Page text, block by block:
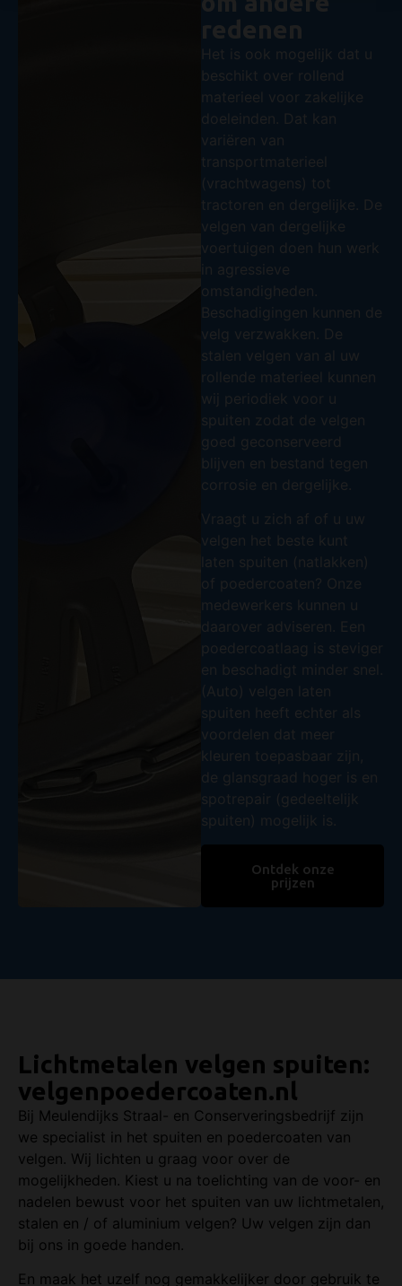
redenen
Het is ook mogelijk dat u
beschikt over rollend
materieel voor zakelijke
doeleinden. Dat kan
variëren van
transportmaterieel
(vrachtwagens) tot
tractoren en dergelijke. De
velgen van dergelijke
voertuigen doen hun werk
in agressieve
omstandigheden.
Beschadigingen kunnen de
velg verzwakken. De
stalen velgen van al uw
rollende materieel kunnen
wij periodiek voor u
spuiten zodat de velgen
goed geconserveerd
blijven en bestand tegen
corrosie en dergelijke.
Vraagt u zich af of u uw
velgen het beste kunt
laten spuiten (natlakken)
of poedercoaten? Onze
medewerkers kunnen u
daarover adviseren. Een
poedercoatlaag is steviger
en beschadigt minder snel.
(Auto) velgen laten
spuiten heeft echter als
voordelen dat meer
kleuren toepasbaar zijn,
de glansgraad hoger is en
spotrepair (gedeeltelijk
spuiten) mogelijk is.
Ontdek onze
prijzen
Lichtmetalen velgen spuiten:
velgenpoedercoaten.nl
Bij Meulendijks Straal- en Conserveringsbedrijf zijn
we specialist in het spuiten en poedercoaten van
velgen. Wij lichten u graag voor over de
mogelijkheden. Kiest u na toelichting van de voor- en
nadelen bewust voor het spuiten van uw lichtmetalen,
stalen en / of aluminium velgen? Uw velgen zijn dan
bij ons in goede handen.
En maak het uzelf nog gemakkelijker door gebruik te